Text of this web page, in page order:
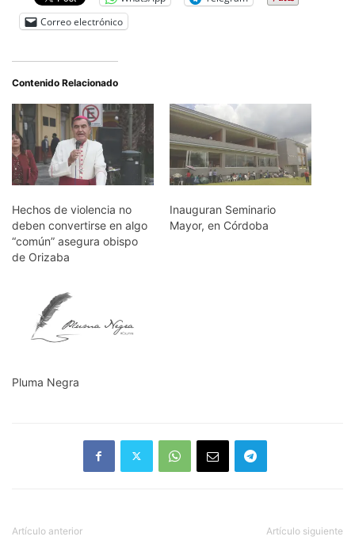
Correo electrónico
Contenido Relacionado
Hechos de violencia no
deben convertirse en algo
“común” asegura obispo
de Orizaba
Inauguran Seminario
Mayor, en Córdoba
Pluma Negra
Artículo anterior Artículo siguiente